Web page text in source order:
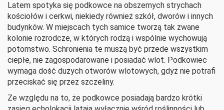
Latem spotyka się podkowce na obszernych strychach
kościołów i cerkwi, niekiedy również szkół, dworów i innych
budynków. W miejscach tych samice tworzą tak zwane
kolonie rozrodcze, w których rodzą i wspólnie wychowują
potomstwo. Schronienia te muszą być przede wszystkim
ciepłe, nie zagospodarowane i posiadać wlot. Podkowiec
wymaga dość dużych otworów wlotowych, gdyż nie potrafi
przeciskać się przez szczeliny.
Ze względu na to, że podkowce posiadają bardzo krótki